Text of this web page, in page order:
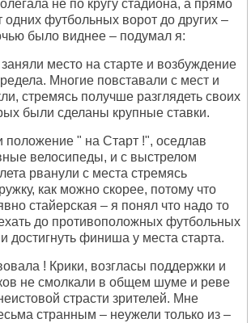
не по кругу стадиона, а прямо
одних футбольных ворот до других –
было виднее – подумал я:
место на старте и возбуждение
Многие повставали с мест и
стремясь получше разглядеть своих
были сделаны крупные ставки.
" на Старт !", оседлав
велосипеды, и с выстрелом
рванули с места стремясь
как можно скорее, потому что
стайерская – я понял что надо то
до противоположных футбольных
достигнуть финиша у места старта.
! Крики, возгласы поддержки и
не смолкали в общем шуме и реве
страсти зрителей. Мне
странным – неужели только из –